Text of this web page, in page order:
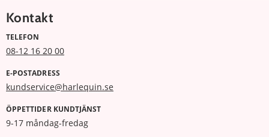
Kontakt
TELEFON
08-12 16 20 00
E-POSTADRESS
kundservice@harlequin.se
ÖPPETTIDER KUNDTJÄNST
9-17 måndag-fredag